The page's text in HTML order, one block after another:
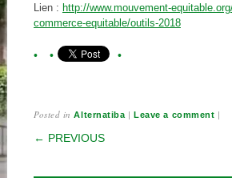
Lien : http://www.mouvement-
commerce-equitable/outils-2018
Posted inAlternatiba |Leave a comment |
POST
← PREVIOUS